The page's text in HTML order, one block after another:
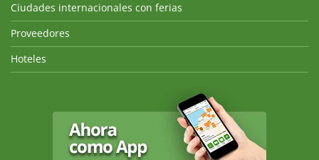
Ciudades internacionales con ferias
Proveedores
Hoteles